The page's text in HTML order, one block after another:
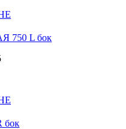
750 L бок
бок